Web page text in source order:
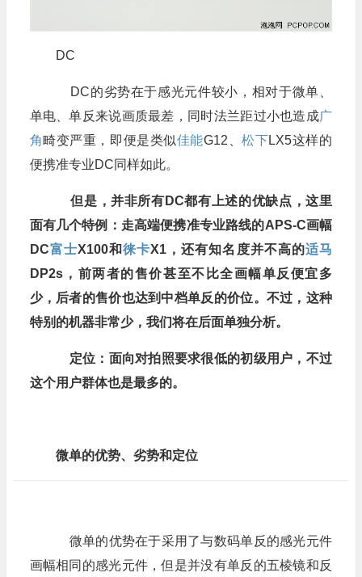
DC
DC的劣势在于感光元件较小，相对于微单、
单电、单反来说画质最差，同时法兰距过小也造成广
角畸变严重，即便是类似佳能G12、松下LX5这样的
便携准专业DC同样如此。
但是，并非所有DC都有上述的优缺点，这里
面有几个特例：走高端便携准专业路线的APS-C画幅
DC富士X100和徕卡X1，还有知名度并不高的适马
DP2s，前两者的售价甚至不比全画幅单反便宜多
少，后者的售价也达到中档单反的价位。不过，这种
特别的机器非常少，我们将在后面单独分析。
定位：面向对拍照要求很低的初级用户，不过
这个用户群体也是最多的。
微单的优势、劣势和定位
微单的优势在于采用了与数码单反的感光元件
画幅相同的感光元件，但是并没有单反的五棱镜和反